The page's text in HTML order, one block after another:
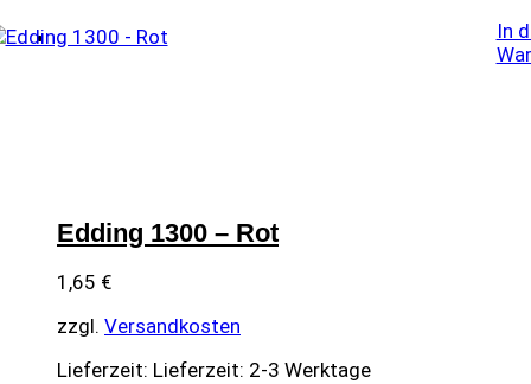
In
Edding 1300 – Rot
1,65 €
zzgl. Versandkosten
Lieferzeit: Lieferzeit: 2-3 Werktage